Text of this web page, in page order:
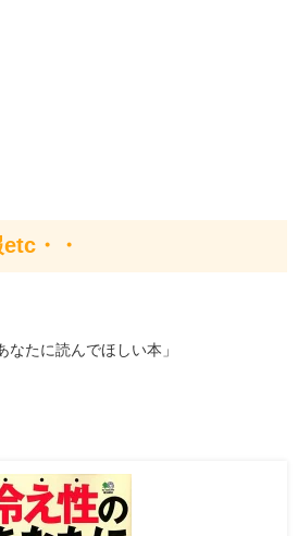
・・
なたに読んでほしい本」